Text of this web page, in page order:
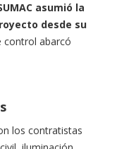
asumió la
desde su
control abarcó
los contratistas